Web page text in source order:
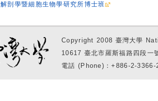
解剖學暨細胞生物學研究所博士班
Copyright 2008 臺灣大學
10617 臺北市羅斯福路四段
電話 (Phone)：+886-2-